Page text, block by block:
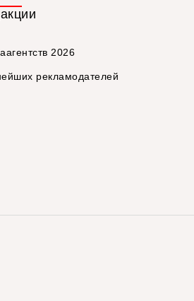
2026
рекламодателей